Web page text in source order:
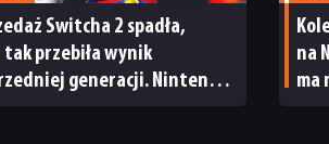
Switcha 2 spadła,
tak przebiła wynik
generacji. Nintendo
na
ma